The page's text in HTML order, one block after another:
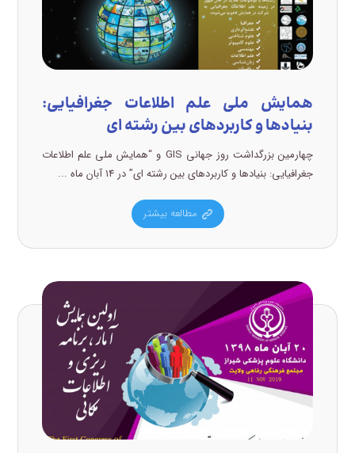
همايش ملي علم اطلاعات جغرافيايي:
بنيادها و کاربردهاي بين رشته اي
چهارمین بزرگداشت روز جهانی GIS و “همایش ملی علم اطلاعات
جغرافیایی: بنیادها و کاربردهای بین رشته ای” در ۱۴ آبان ماه ...
مطالعه بیشتر